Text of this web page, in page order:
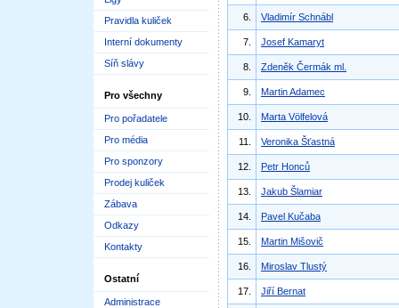
Pravidla kuliček
Interní dokumenty
Síň slávy
Pro všechny
Pro pořadatele
Pro média
Pro sponzory
Prodej kuliček
Zábava
Odkazy
Kontakty
Ostatní
Administrace
6. Vladimír Schnábl
7. Josef Kamaryt
8. Zdeněk Čermák ml.
9. Martin Adamec
10. Marta Völfelová
11. Veronika Šťastná
12. Petr Honců
13. Jakub Šlamiar
14. Pavel Kučaba
15. Martin Mišovič
16. Miroslav Tlustý
17. Jiří Bernat